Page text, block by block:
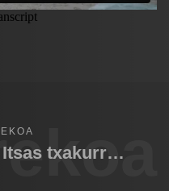
Svalbard 2016 - Itsas txakurra/Foca 01